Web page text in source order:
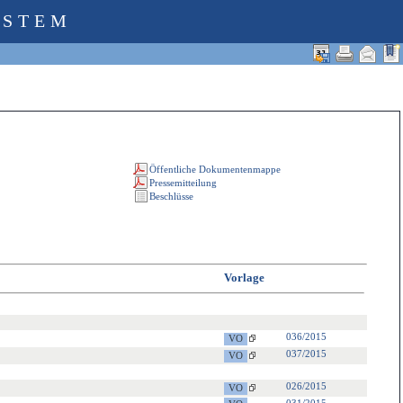
Vorlage
036/2015
037/2015
026/2015